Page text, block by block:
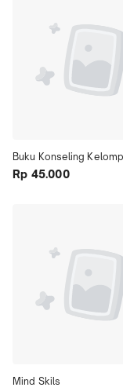
Buku Konseling
Pendekatan Realita
Rp 45.000
Mind Skils